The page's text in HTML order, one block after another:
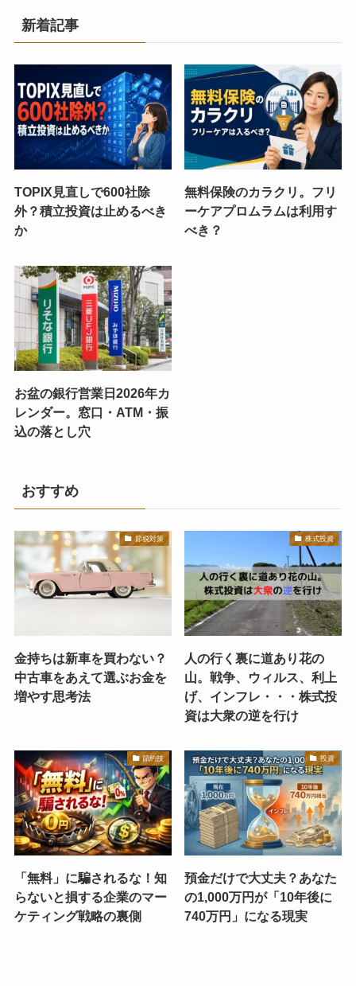
新着記事
TOPIX見直しで600社除
外？積立投資は止めるべき
か
無料保険のカラクリ。フリ
ーケアプロムラムは利用す
べき？
お盆の銀行営業日2026年カ
レンダー。窓口・ATM・振
込の落とし穴
おすすめ
節税対策
金持ちは新車を買わない？
中古車をあえて選ぶお金を
増やす思考法
株式投資
人の行く裏に道あり花の
山。戦争、ウィルス、利上
げ、インフレ・・・株式投
資は大衆の逆を行け
節約技
「無料」に騙されるな！知
らないと損する企業のマー
ケティング戦略の裏側
投資
預金だけで大丈夫？あなた
の1,000万円が「10年後に
740万円」になる現実